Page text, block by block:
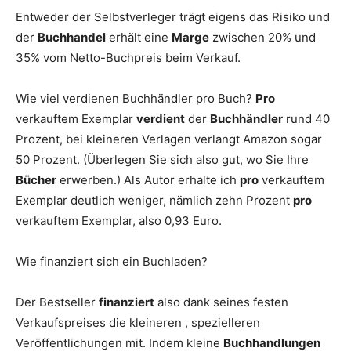
Entweder der Selbstverleger trägt eigens das Risiko und
der Buchhandel erhält eine Marge zwischen 20% und
35% vom Netto-Buchpreis beim Verkauf.
Wie viel verdienen Buchhändler pro Buch? Pro
verkauftem Exemplar verdient der Buchhändler rund 40
Prozent, bei kleineren Verlagen verlangt Amazon sogar
50 Prozent. (Überlegen Sie sich also gut, wo Sie Ihre
Bücher erwerben.) Als Autor erhalte ich pro verkauftem
Exemplar deutlich weniger, nämlich zehn Prozent pro
verkauftem Exemplar, also 0,93 Euro.
Wie finanziert sich ein Buchladen?
Der Bestseller finanziert also dank seines festen
Verkaufspreises die kleineren , spezielleren
Veröffentlichungen mit. Indem kleine Buchhandlungen